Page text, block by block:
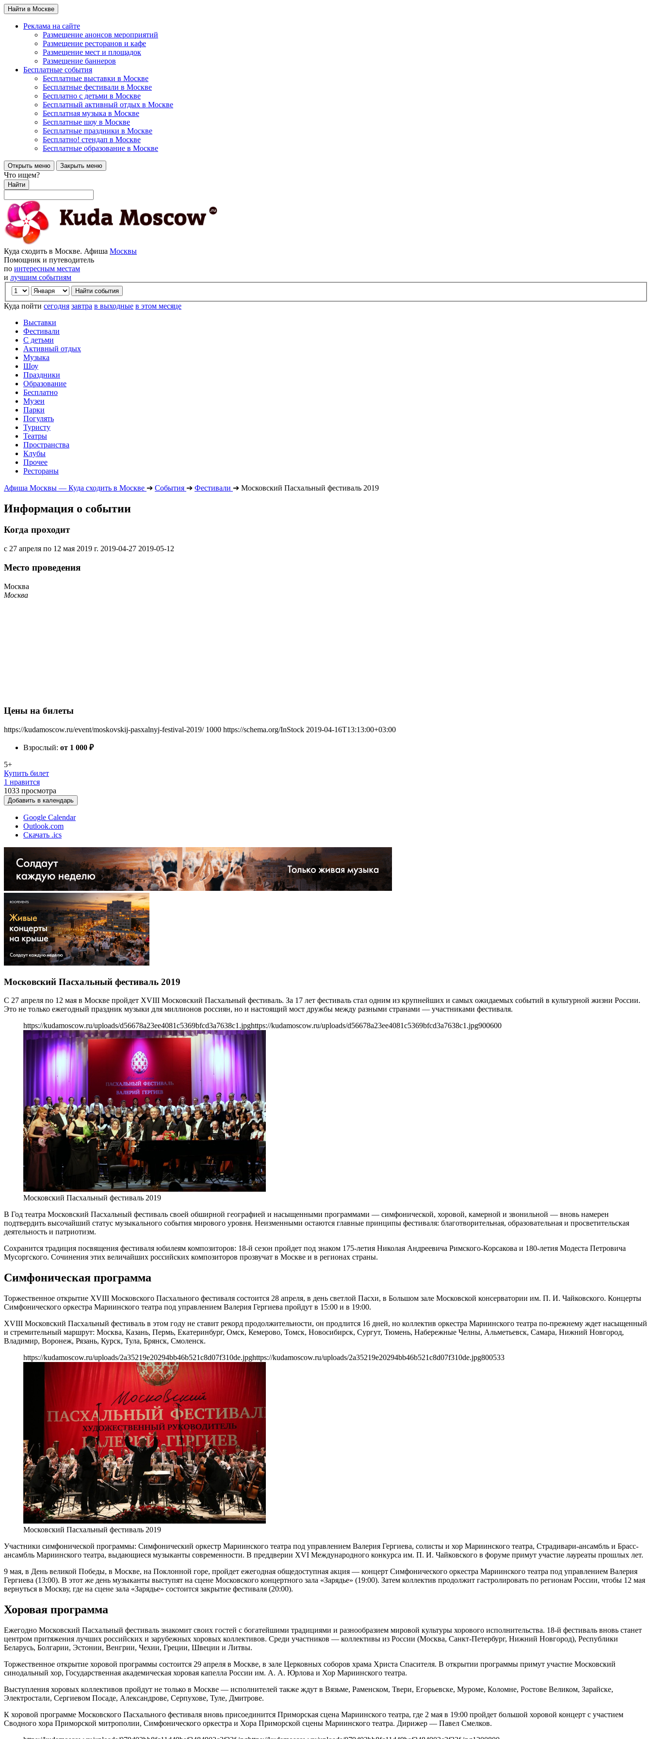
Найти в Москве
Реклама на сайте
Размещение анонсов мероприятий
Размещение ресторанов и кафе
Размещение мест и площадок
Размещение баннеров
Бесплатные события
Бесплатные выставки в Москве
Бесплатные фестивали в Москве
Бесплатно с детьми в Москве
Бесплатный активный отдых в Москве
Бесплатная музыка в Москве
Бесплатные шоу в Москве
Бесплатные праздники в Москве
Бесплатно! стендап в Москве
Бесплатные образование в Москве
Открыть меню Закрыть меню
Что ищем?
Найти
Куда сходить в Москве. Афиша Москвы
Помощник и путеводитель
по интересным местам
и лучшим событиям
Куда пойти сегодня завтра в выходные в этом месяце
Выставки
Фестивали
С детьми
Активный отдых
Музыка
Шоу
Праздники
Образование
Бесплатно
Музеи
Парки
Погулять
Туристу
Театры
Пространства
Клубы
Прочее
Рестораны
Афиша Москвы — Куда сходить в Москве ➔ События ➔ Фестивали ➔ Московский Пасхальный фестиваль 2019
Информация о событии
Когда проходит
с 27 апреля по 12 мая 2019 г. 2019-04-27 2019-05-12
Место проведения
Москва
Москва
Цены на билеты
https://kudamoscow.ru/event/moskovskij-pasxalnyj-festival-2019/ 1000 https://schema.org/InStock 2019-04-16T13:13:00+03:00
Взрослый: от 1 000 ₽
5+
Купить билет
1 нравится
1033 просмотра
Добавить в календарь
Google Calendar
Outlook.com
Скачать .ics
Московский Пасхальный фестиваль 2019
С 27 апреля по 12 мая в Москве пройдет XVIII Московский Пасхальный фестиваль. За 17 лет фестиваль стал одним из крупнейших и самых ожидаемых событий в культурной жизни России.
Это не только ежегодный праздник музыки для миллионов россиян, но и настоящий мост дружбы между разными странами — участниками фестиваля.
https://kudamoscow.ru/uploads/d56678a23ee4081c5369bfcd3a7638c1.jpghttps://kudamoscow.ru/uploads/d56678a23ee4081c5369bfcd3a7638c1.jpg900600
Московский Пасхальный фестиваль 2019
В Год театра Московский Пасхальный фестиваль своей обширной географией и насыщенными программами — симфонической, хоровой, камерной и звонильной — вновь намерен
подтвердить высочайший статус музыкального события мирового уровня. Неизменными остаются главные принципы фестиваля: благотворительная, образовательная и просветительская
деятельность и патриотизм.
Сохранится традиция посвящения фестиваля юбилеям композиторов: 18-й сезон пройдет под знаком 175-летия Николая Андреевича Римского-Корсакова и 180-летия Модеста Петровича
Мусоргского. Сочинения этих величайших российских композиторов прозвучат в Москве и в регионах страны.
Симфоническая программа
Торжественное открытие XVIII Московского Пасхального фестиваля состоится 28 апреля, в день светлой Пасхи, в Большом зале Московской консерватории им. П. И. Чайковского. Концерты
Симфонического оркестра Мариинского театра под управлением Валерия Гергиева пройдут в 15:00 и в 19:00.
XVIII Московский Пасхальный фестиваль в этом году не ставит рекорд продолжительности, он продлится 16 дней, но коллектив оркестра Мариинского театра по-прежнему ждет насыщенный
и стремительный маршрут: Москва, Казань, Пермь, Екатеринбург, Омск, Кемерово, Томск, Новосибирск, Сургут, Тюмень, Набережные Челны, Альметьевск, Самара, Нижний Новгород,
Владимир, Воронеж, Рязань, Курск, Тула, Брянск, Смоленск.
https://kudamoscow.ru/uploads/2a35219e20294bb46b521c8d07f310de.jpghttps://kudamoscow.ru/uploads/2a35219e20294bb46b521c8d07f310de.jpg800533
Московский Пасхальный фестиваль 2019
Участники симфонической программы: Симфонический оркестр Мариинского театра под управлением Валерия Гергиева, солисты и хор Мариинского театра, Страдивари-ансамбль и Брасс-
ансамбль Мариинского театра, выдающиеся музыканты современности. В преддверии XVI Международного конкурса им. П. И. Чайковского в форуме примут участие лауреаты прошлых лет.
9 мая, в День великой Победы, в Москве, на Поклонной горе, пройдет ежегодная общедоступная акция — концерт Симфонического оркестра Мариинского театра под управлением Валерия
Гергиева (13:00). В этот же день музыканты выступят на сцене Московского концертного зала «Зарядье» (19:00). Затем коллектив продолжит гастролировать по регионам России, чтобы 12 мая
вернуться в Москву, где на сцене зала «Зарядье» состоится закрытие фестиваля (20:00).
Хоровая программа
Ежегодно Московский Пасхальный фестиваль знакомит своих гостей с богатейшими традициями и разнообразием мировой культуры хорового исполнительства. 18-й фестиваль вновь станет
центром притяжения лучших российских и зарубежных хоровых коллективов. Среди участников — коллективы из России (Москва, Санкт-Петербург, Нижний Новгород), Республики
Беларусь, Болгарии, Эстонии, Венгрии, Чехии, Греции, Швеции и Литвы.
Торжественное открытие хоровой программы состоится 29 апреля в Москве, в зале Церковных соборов храма Христа Спасителя. В открытии программы примут участие Московский
синодальный хор, Государственная академическая хоровая капелла России им. А. А. Юрлова и Хор Мариинского театра.
Выступления хоровых коллективов пройдут не только в Москве — исполнителей также ждут в Вязьме, Раменском, Твери, Егорьевске, Муроме, Коломне, Ростове Великом, Зарайске,
Электростали, Сергиевом Посаде, Александрове, Серпухове, Туле, Дмитрове.
К хоровой программе Московского Пасхального фестиваля вновь присоединится Приморская сцена Мариинского театра, где 2 мая в 19:00 пройдет большой хоровой концерт с участием
Сводного хора Приморской митрополии, Симфонического оркестра и Хора Приморской сцены Мариинского театра. Дирижер — Павел Смелков.